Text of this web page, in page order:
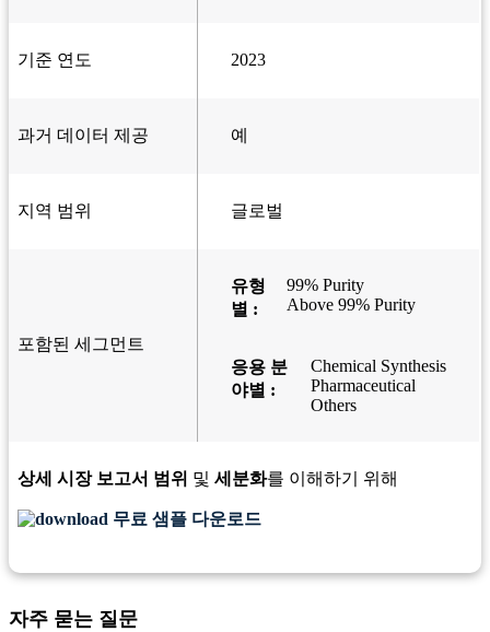
기준 연도 2023
과거 데이터 제공 예
지역 범위 글로벌
포함된 세그먼트
유형
별 :
99% Purity
Above 99% Purity
응용 분
야별 :
Chemical Synthesis
Pharmaceutical
Others
상세 시장 보고서 범위 및 세분화를 이해하기 위해
무료 샘플 다운로드
자주 묻는 질문